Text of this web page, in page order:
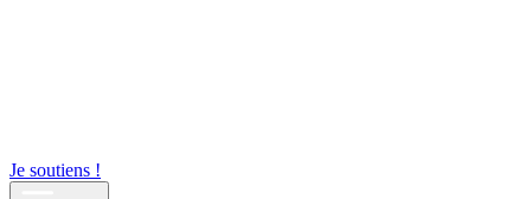
Je soutiens !